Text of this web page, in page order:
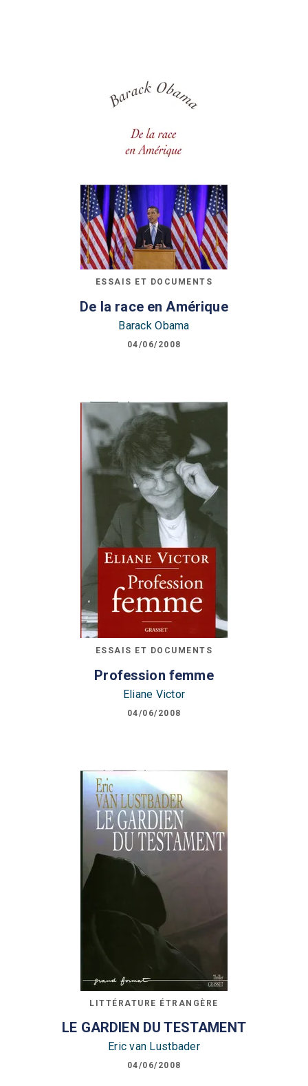
ESSAIS ET DOCUMENTS
De la race en Amérique
Barack Obama
04/06/2008
ESSAIS ET DOCUMENTS
Profession femme
Eliane Victor
04/06/2008
LITTÉRATURE ÉTRANGÈRE
LE GARDIEN DU TESTAMENT
Eric van Lustbader
04/06/2008